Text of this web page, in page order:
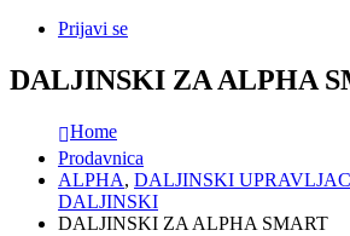
Prijavi se
DALJINSKI ZA ALPHA
Home
Prodavnica
ALPHA, DALJINSKI
DALJINSKI
DALJINSKI ZA ALPHA SMART